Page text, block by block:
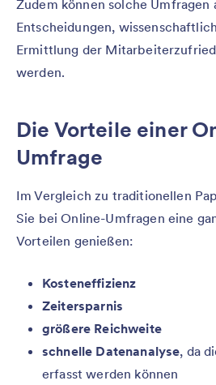
Zudem können solche
Entscheidungen,
Ermittlung der
werden.
Die Vorteile einer
Umfrage
Im Vergleich zu traditionellen
Sie bei Online-Umfragen eine
Vorteilen genießen:
Kosteneffizienz
Zeitersparnis
größere Reichweite
schnelle Datenanalyse, da
erfasst werden können